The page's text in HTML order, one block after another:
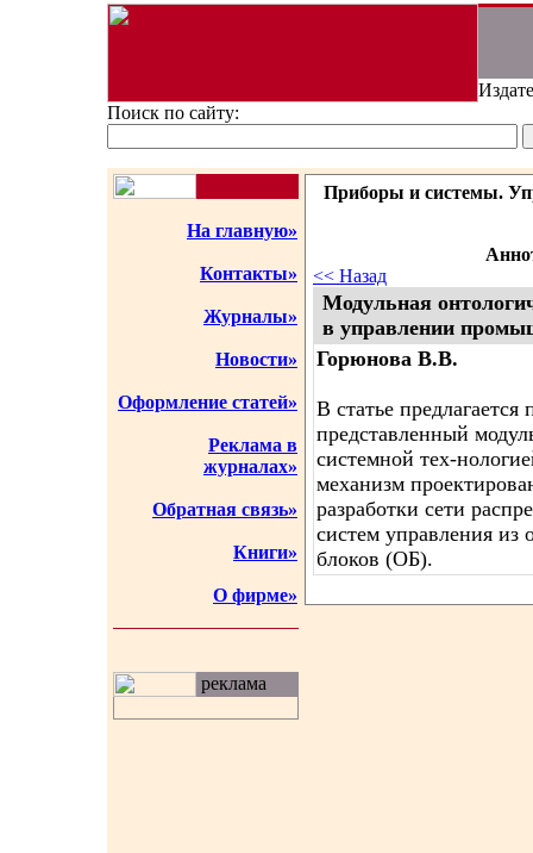
Поиск по сайту:
На главную»
Контакты»
Журналы»
Новости»
Оформление статей»
Реклама в
журналах»
Обратная связь»
Книги»
О фирме»
реклама
Приборы и системы.
<< Назад
Модульная
в управлении
Горюнова В.В.
В статье
представленный
системной тех-
механизм
разработки сети
систем управления из
блоков (ОБ).